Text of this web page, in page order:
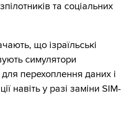
та соціальних
що ізраїльські
симулятори
перехоплення даних і
навіть у разі заміни SIM-